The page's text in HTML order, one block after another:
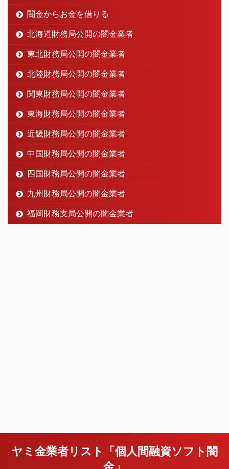
闇金からお金を借りる
北海道財務局公開の闇金業者
東北財務局公開の闇金業者
北陸財務局公開の闇金業者
関東財務局公開の闇金業者
東海財務局公開の闇金業者
近畿財務局公開の闇金業者
中国財務局公開の闇金業者
四国財務局公開の闇金業者
九州財務局公開の闇金業者
福岡財務支局公開の闇金業者
ヤミ金業者リスト「個人間融資ソフト闇